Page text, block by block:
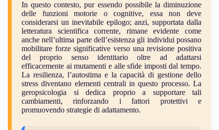
In questo contesto, pur essendo possibile la diminuzione
delle funzioni motorie o cognitive, essa non deve
considerarsi un inevitabile epilogo; anzi, supportata dalla
letteratura scientifica corrente, rimane evidente come
anche nell’ultima parte dell’esistenza gli individui possano
mobilitare forze significative verso una revisione positiva
del proprio senso identitario oltre ad adattarsi
efficacemente ai mutamenti e alle sfide imposti dal tempo.
La resilienza, l’autostima e la capacità di gestione dello
stress diventano elementi centrali in questo processo. La
geropsicologia si dedica proprio a supportare tali
cambiamenti, rinforzando i fattori protettivi e
promuovendo strategie di adattamento.